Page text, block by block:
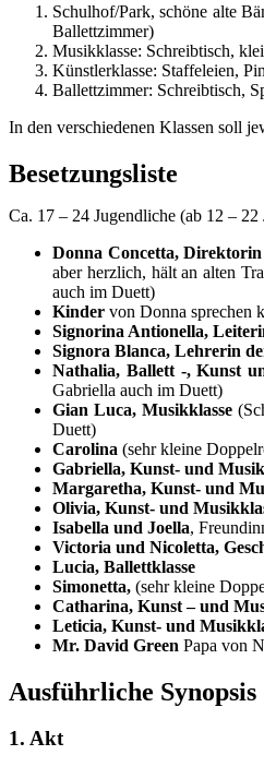
Schulhof/Park, schöne alte
Ballettzimmer)
Musikklasse: Schreibtisch,
Künstlerklasse: Staffeleien,
Ballettzimmer: Schreibtisch,
In den verschiedenen Klassen soll
Besetzungsliste
Ca. 17 – 24 Jugendliche (ab 12 –
Donna Concetta,
aber herzlich, hält an alten
auch im Duett)
Kinder von Donna sprechen
Signorina Antionella,
Signora Blanca, Lehrerin
Nathalia, Ballett -, Kunst
Gabriella auch im Duett)
Gian Luca, Musikklasse
Duett)
Carolina (sehr kleine
Gabriella, Kunst- und
Margaretha, Kunst- und
Olivia, Kunst- und
Isabella und Joella,
Victoria und Nicoletta,
Lucia, Ballettklasse
Simonetta, (sehr kleine
Catharina, Kunst – und
Leticia, Kunst- und
Mr. David Green Papa von
Ausführliche Synopsis
1. Akt